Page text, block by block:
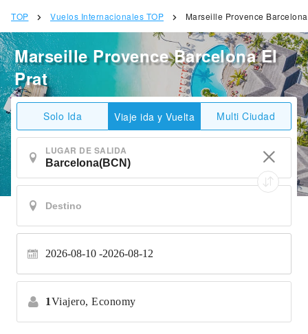
TOP Vuelos Internacionales TOP Marseille Provence
Marseille Provence Barcelona El
Prat
Solo Ida Viaje ida y Vuelta Multi Ciudad
LUGAR DE SALIDA
2026-08-10 2026-08-12
1Viajero, Economy